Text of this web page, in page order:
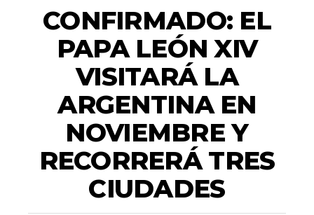
CONFIRMADO: EL
PAPA LEÓN XIV
VISITARÁ LA
ARGENTINA EN
NOVIEMBRE Y
RECORRERÁ TRES
CIUDADES